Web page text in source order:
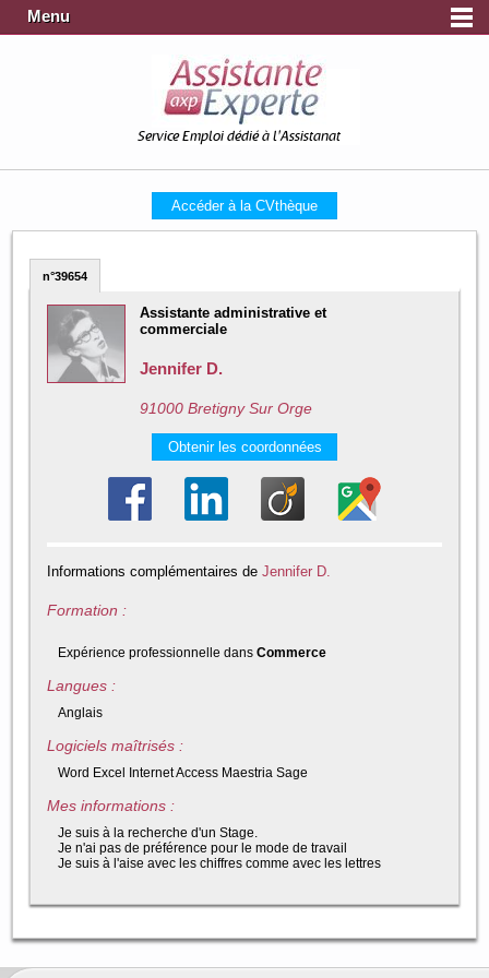
Menu
Service Emploi dédié à l'Assistanat
Accéder à la CVthèque
n°39654
Assistante administrative et
commerciale
Jennifer D.
91000 Bretigny Sur Orge
Obtenir les coordonnées
Informations complémentaires de Jennifer D.
Formation :
Expérience professionnelle dansCommerce
Langues :
Anglais
Logiciels maîtrisés :
Word Excel Internet Access Maestria Sage
Mes informations :
Je suis à la recherche d'un Stage.
Je n'ai pas de préférence pour le mode de travail
Je suis à l'aise avec les chiffres comme avec les lettres